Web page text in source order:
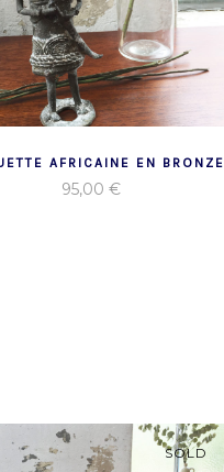
AFRICAINE EN BRONZE
95,00 €
SOLD